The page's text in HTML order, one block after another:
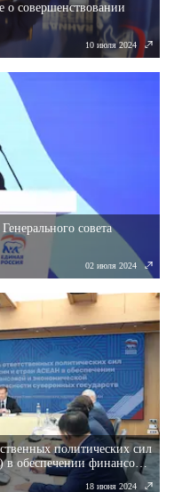
совершенствовании
10 июля 2024
совета
02 июля 2024
политических сил
обеспечении финансово-
государств»
18 июня 2024